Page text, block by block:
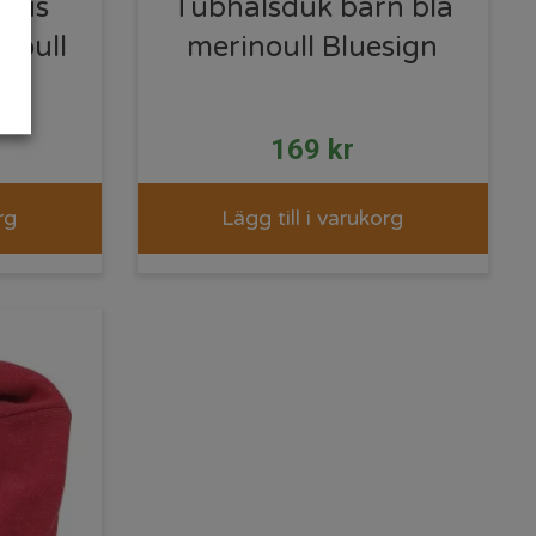
Tubhalsduk barn blå
merinoull Bluesign
169 kr
Lägg till i varukorg